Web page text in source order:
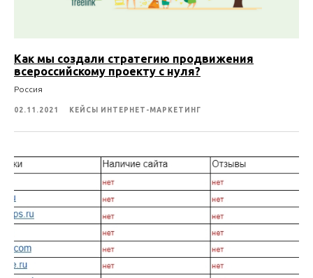
Как мы создали стратегию продвижения
всероссийскому проекту с нуля?
Россия
02.11.2021 КЕЙСЫ ИНТЕРНЕТ-МАРКЕТИНГ